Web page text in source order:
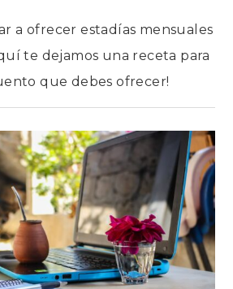
a ofrecer estadías mensuales
te dejamos una receta para
que debes ofrecer!
CÓMO
CALCULAR
UN
DESCUENTO
PARA
ESTANCIAS
LARGAS EN AIRBNB